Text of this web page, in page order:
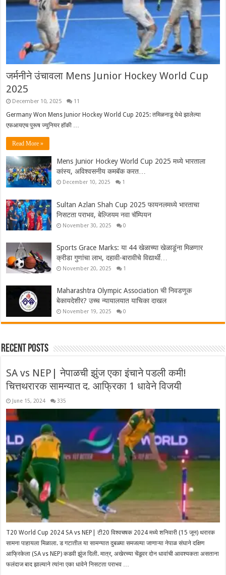
जर्मनीने उंचावला Mens Junior Hockey World Cup
2025
December 10, 2025 11
Germany Won Mens Junior Hockey World Cup 2025: तमिळनाडू येथे झालेल्या
एफआयएच पुरूष ज्युनियर हॉकी …
Read More »
Mens Junior Hockey World Cup 2025 मध्ये भारताला
कांस्य, अविश्वसनीय कमबॅक करत…
December 10, 2025 1
Sultan Azlan Shah Cup 2025 फायनलमध्ये भारताचा
निसटता पराभव, बेल्जियम नवा चॅम्पियन
November 30, 2025 0
Sports Grace Marks: या 44 खेळाच्या खेळाडूंना मिळणार
क्रीडा गुणांचा लाभ, दहावी-बारावीचे विद्यार्थी…
November 20, 2025 1
Maharashtra Olympic Association ची निवडणूक
बेकायदेशीर? उच्च न्यायालयात याचिका दाखल
November 19, 2025 0
Recent Posts
SA vs NEP| नेपाळची झुंज एका इंचाने पडली कमी!
चित्तथरारक सामन्यात द. आफ्रिका 1 धावेने विजयी
June 15, 2024 335
T20 World Cup 2024 SA vs NEP| टी20 विश्वचषक 2024 मध्ये शनिवारी (15 जून) थरारक
सामना पाहायला मिळाला. ड गटातील या सामन्यात दुबळ्या समजल्या जाणाऱ्या नेपाळ संघाने दक्षिण
आफ्रिकेला (SA vs NEP) कडवी झुंज दिली. मात्र, अखेरच्या चेंडूवर दोन धावांची आवश्यकता असताना
फलंदाज बाद झाल्याने त्यांना एका धावेने निसटता पराभव …